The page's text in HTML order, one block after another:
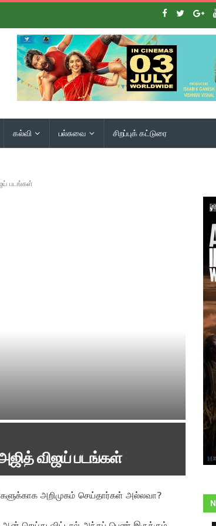
கல்வி பல்சுவை சிறப்புக் கட்டுரை
படங்கள்
விஜய் படங்கள்
அறிமுகம் செய்தார்கள் அல்லவா?